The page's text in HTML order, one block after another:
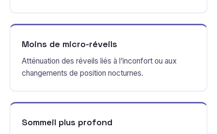
Moins de micro-réveils
Atténuation des réveils liés à l’inconfort ou aux
changements de position nocturnes.
Sommeil plus profond